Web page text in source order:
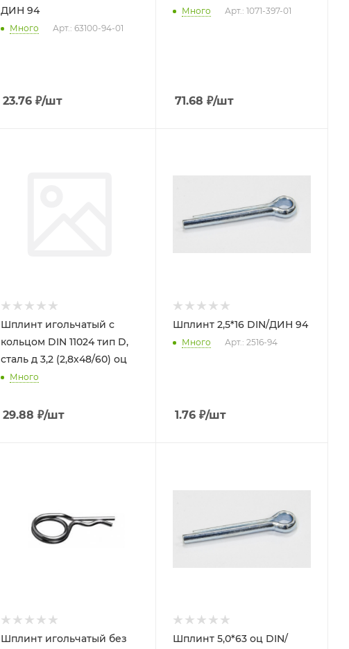
ДИН 94
Много Арт.: 63100-94-01
23.76₽/шт
Много Арт.: 1071-397-01
71.68 ₽/шт
Шплинт игольчатый с
кольцом DIN 11024 тип D,
сталь д 3,2 (2,8х48/60) оц
Много
29.88 ₽/шт
Шплинт 2,5*16 DIN/ДИН 94
Много Арт.: 2516-94
1.76₽/шт
Шплинт игольчатый без
Шплинт 5,0*63 оц DIN/